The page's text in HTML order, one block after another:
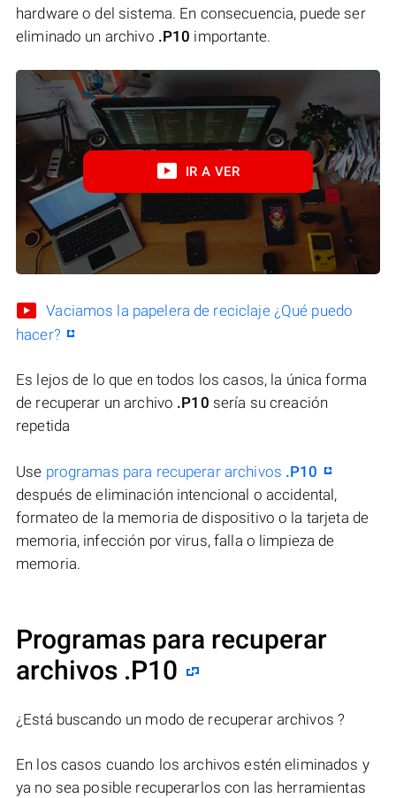
hardware o del sistema. En consecuencia, puede ser
eliminado un archivo .P10 importante.
IR A VER
Vaciamos la papelera de reciclaje ¿Qué puedo
hacer?
Es lejos de lo que en todos los casos, la única forma
de recuperar un archivo .P10 sería su creación
repetida
Use programas para recuperar archivos .P10
después de eliminación intencional o accidental,
formateo de la memoria de dispositivo o la tarjeta de
memoria, infección por virus, falla o limpieza de
memoria.
Programas para recuperar
archivos .P10
¿Está buscando un modo de recuperar archivos ?
En los casos cuando los archivos estén eliminados y
ya no sea posible recuperarlos con las herramientas